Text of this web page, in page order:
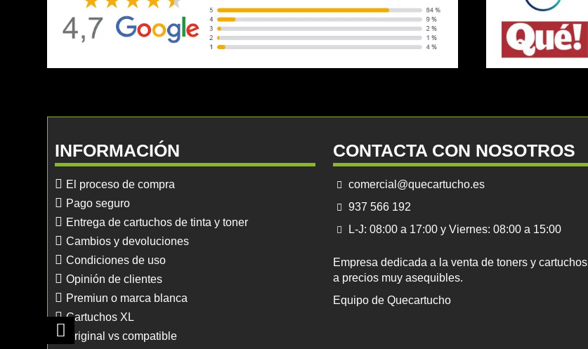
INFORMACIÓN
El proceso de compra
Pago seguro
Entrega de cartuchos de tinta y toner
Cambios y devoluciones
Condiciones de uso
Opinión de clientes
Premiun o marca blanca
Cartuchos XL
Original vs compatible
CONTACTA CON NOSOTROS
comercial@quecartucho.es
937 566 192
L-J: 08:00 a 17:00 y Viernes: 08:00 a 15:00
Empresa dedicada a la venta de toners y cartuchos
a precios muy asequibles.
Equipo de Quecartucho